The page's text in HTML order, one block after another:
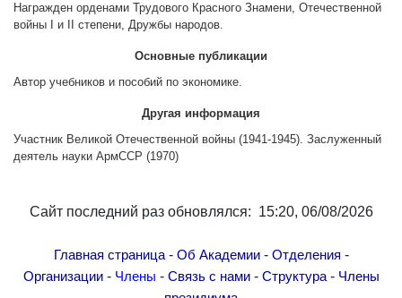
Анонсы
Научные результаты
Ученые диаспоры
Наши заслуженные деятели
Карта сайта
Поиск
Награжден орденами Трудового Красного Знамени, Отечественной
войны I и II степени, Дружбы народов.
Основные публикации
Автор учебников и пособий по экономике.
Другая информация
Участник Великой Отечественной войны (1941-1945). Заслуженный
деятель науки АрмССР (1970)
Сайт последний раз обновлялся: 15:20, 06/08/2026
Главная страница- Об Академии- Отделения -
Организации- Члены - Связь с нами- Структура- Члены